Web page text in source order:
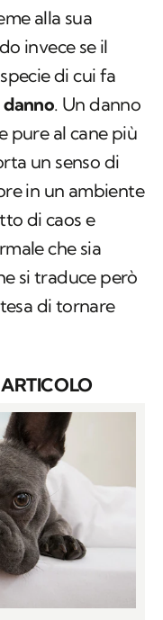
alla sua
invece se il
di cui fa
danno. Un danno
pure al cane più
un senso di
in un ambiente
di caos e
che sia
si traduce però
di tornare